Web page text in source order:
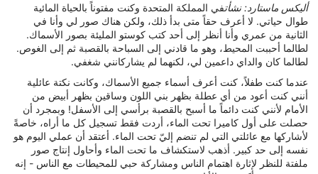
أليكس ماستارد: نشأتفي المملكة المتحدة وكنت مفتوناً بالحياة المائية
طوال حياتي. لا أعرف حقاً متى بدأ ذلك، ولكن هناك صور لي وأنا في
الثانية من عمري وأنا أنظر إلى أحد كتب كوستو المليئة بصور الأسماك.
لطالما أحببت المحيط، وهو ما قادني إلى السباحة بالقصبة ثم إلى الغوص.
لطالما كان والداي داعمين لي، لكنهما لم يشاركانني شغفي.
عندما كنت طفلاً، كنت أعرف أسماء جميع الأسماك، وكانت نكتة عائلية
أنني كنت أعود من أي عطلة بظهر بني اللون وساقين بظهر أبيض من
الأمام لأنني كنت دائماً ما أسبح بالقصبة برأسي إلى الأسفل! وبمجرد أن
حصلت على أول كاميرا تحت الماء، أردت فقط تسجيل كل ما أراه، خاصةً
لأشاركها مع عائلتي التي لم تنضم إليّ تحت الماء. أعتقد أن عملي اليوم هو
نفسه إلى حد كبير. أذهب لاستكشاف ما تحت الماء وأحاول إنتاج صور
ملفتة للنظر لإثارة اهتمام الناس ومشاركة حبي للمحيطات مع الناس - إنه